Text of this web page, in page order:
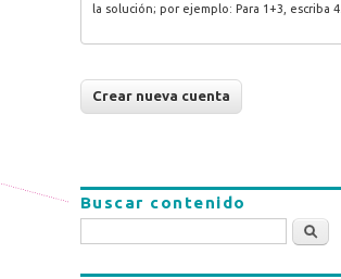
la solución; por ejemplo: Para 1+3, escriba 4.
Buscar contenido
Buscar